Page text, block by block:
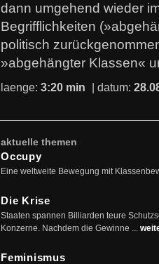
dann umgehend wieder
Begrifflichkeiten
politisch
»abgehängter Klassen«
laenge: 3:20 min | datum:
aktuelle themen
Occupy
Eine weltweite Bewegung mit
Die Krise
Staaten spannen Billiarden teure
Konzerne. Nachdem die Gewinne ...
Feminismus